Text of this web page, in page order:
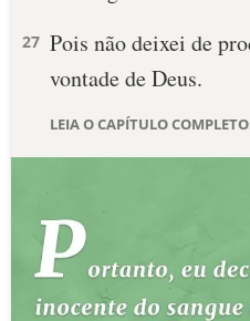
SALMO DO DIA
10 MANDAMENTOS
ESTUDOS BÍBLICOS
ESBOÇOS DE PREGAÇÃO
27 Pois não deixei de
vontade de Deus.
LEIA O CAPÍTULO